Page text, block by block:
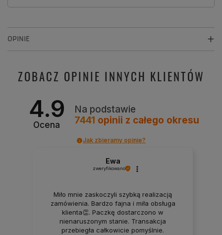
OPINIE
ZOBACZ OPINIE INNYCH KLIENTÓW
4.9
Ocena
Na podstawie
7441 opinii z całego okresu
Jak zbieramy opinie?
Ewa
zweryfikowano
Miło mnie zaskoczyli szybką realizacją
zamówienia. Bardzo fajna i miła obsługa
klienta👏. Paczkę dostarczono w
nienaruszonym stanie. Transakcja
przebiegła całkowicie pomyślnie.